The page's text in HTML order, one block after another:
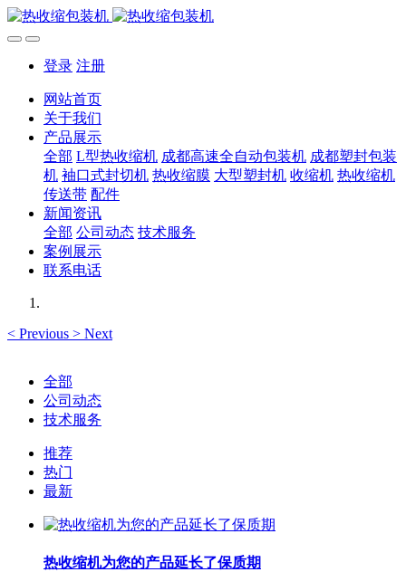
登录 注册
网站首页
关于我们
产品展示
全部 L型热收缩机 成都高速全自动包装机 成都塑封包装
机 袖口式封切机 热收缩膜 大型塑封机 收缩机 热收缩机
传送带 配件
新闻资讯
全部 公司动态 技术服务
案例展示
联系电话
< Previous > Next
全部
公司动态
技术服务
推荐
热门
最新
热收缩机为您的产品延长了保质期